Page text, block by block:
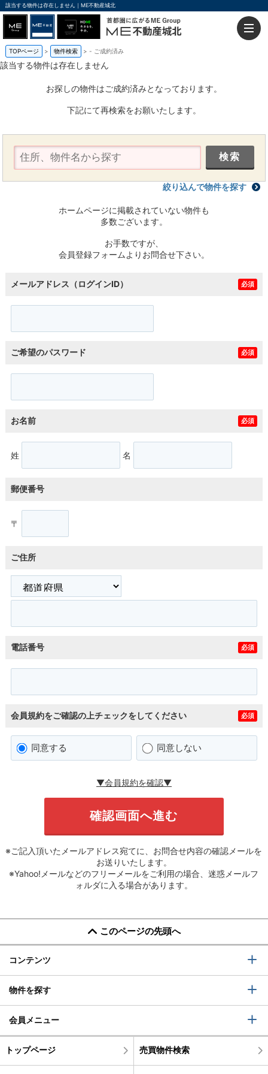
該当する物件は存在しません｜ME不動産城北
TOPページ 物件検索 - ご成約済み
該当する物件は存在しません
お探しの物件はご成約済みとなっております。
下記にて再検索をお願いたします。
絞り込んで物件を探す
ホームページに掲載されていない物件も
多数ございます。
お手数ですが、
会員登録フォームよりお問合せ下さい。
メールアドレス（ログインID） 必須
ご希望のパスワード 必須
お名前 必須
姓 名
郵便番号
〒
ご住所
電話番号 必須
会員規約をご確認の上チェックをしてください 必須
同意する 同意しない
▼会員規約を確認▼
※ご記入頂いたメールアドレス宛てに、お問合せ内容の確認メールを
お送りいたします。
※Yahoo!メールなどのフリーメールをご利用の場合、迷惑メールフ
ォルダに入る場合があります。
このページの先頭へ
コンテンツ
物件を探す
会員メニュー
トップページ 売買物件検索